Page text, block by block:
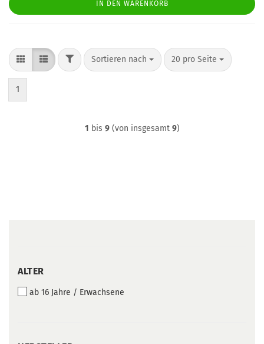
IN DEN WARENKORB
FILTERSortieren nach
Sortieren nach 20 pro Seite
pro Seite
1
1 bis 9(von insgesamt 9)
ALTER
ALTER
ab 16 Jahre / Erwachsene